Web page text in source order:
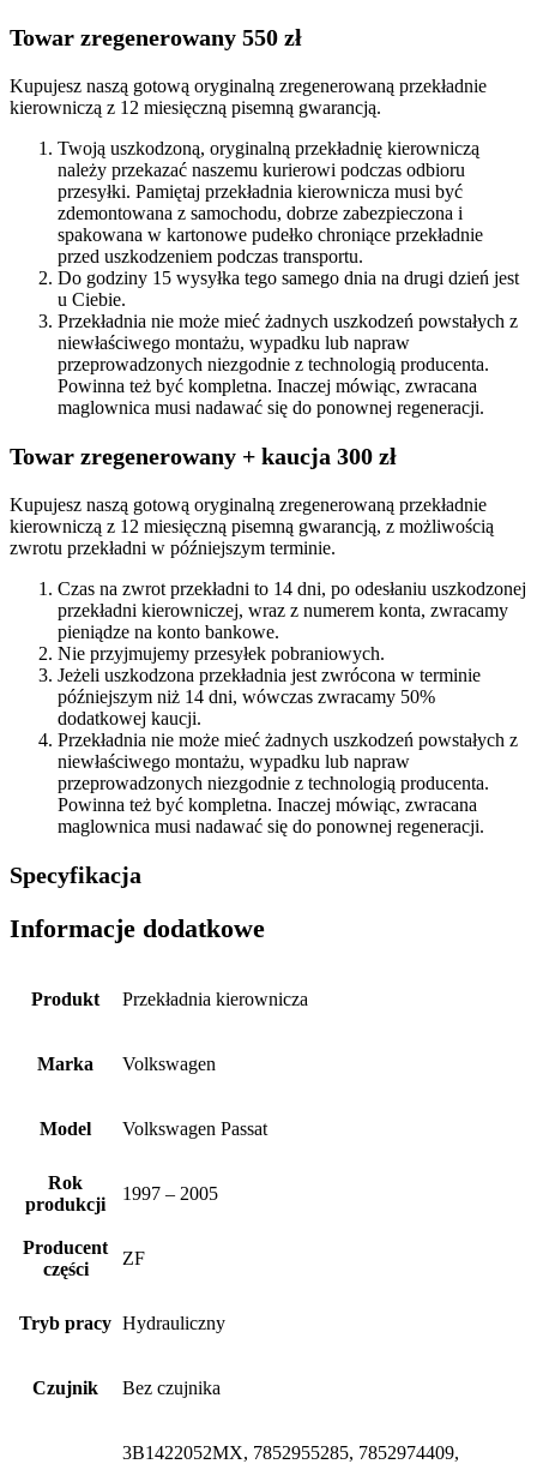
Towar zregenerowany 550 zł
Kupujesz naszą gotową oryginalną zregenerowaną przekładnie
kierowniczą z 12 miesięczną pisemną gwarancją.
Twoją uszkodzoną, oryginalną przekładnię kierowniczą
należy przekazać naszemu kurierowi podczas odbioru
przesyłki. Pamiętaj przekładnia kierownicza musi być
zdemontowana z samochodu, dobrze zabezpieczona i
spakowana w kartonowe pudełko chroniące przekładnie
przed uszkodzeniem podczas transportu.
Do godziny 15 wysyłka tego samego dnia na drugi dzień jest
u Ciebie.
Przekładnia nie może mieć żadnych uszkodzeń powstałych z
niewłaściwego montażu, wypadku lub napraw
przeprowadzonych niezgodnie z technologią producenta.
Powinna też być kompletna. Inaczej mówiąc, zwracana
maglownica musi nadawać się do ponownej regeneracji.
Towar zregenerowany + kaucja 300 zł
Kupujesz naszą gotową oryginalną zregenerowaną przekładnie
kierowniczą z 12 miesięczną pisemną gwarancją, z możliwością
zwrotu przekładni w późniejszym terminie.
Czas na zwrot przekładni to 14 dni, po odesłaniu uszkodzonej
przekładni kierowniczej, wraz z numerem konta, zwracamy
pieniądze na konto bankowe.
Nie przyjmujemy przesyłek pobraniowych.
Jeżeli uszkodzona przekładnia jest zwrócona w terminie
późniejszym niż 14 dni, wówczas zwracamy 50%
dodatkowej kaucji.
Przekładnia nie może mieć żadnych uszkodzeń powstałych z
niewłaściwego montażu, wypadku lub napraw
przeprowadzonych niezgodnie z technologią producenta.
Powinna też być kompletna. Inaczej mówiąc, zwracana
maglownica musi nadawać się do ponownej regeneracji.
Specyfikacja
Informacje dodatkowe
Produkt Przekładnia kierownicza
Marka Volkswagen
Model Volkswagen Passat
Rok
produkcji
1997 – 2005
Producent
części
ZF
Tryb pracy Hydrauliczny
Czujnik Bez czujnika
3B1422052MX, 7852955285, 7852974409,